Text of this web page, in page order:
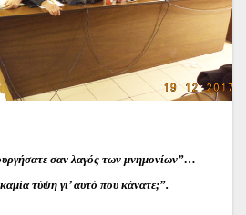
σαν λαγός των μνημονίων”…
τύψη γι’ αυτό που κάνατε;”.